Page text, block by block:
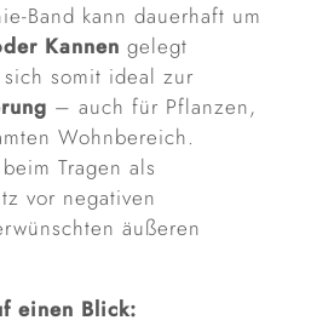
Band kann dauerhaft um
Kannen gelegt
somit ideal zur
– auch für Pflanzen,
Wohnbereich.
Tragen als
vor negativen
äußeren
einen Blick: